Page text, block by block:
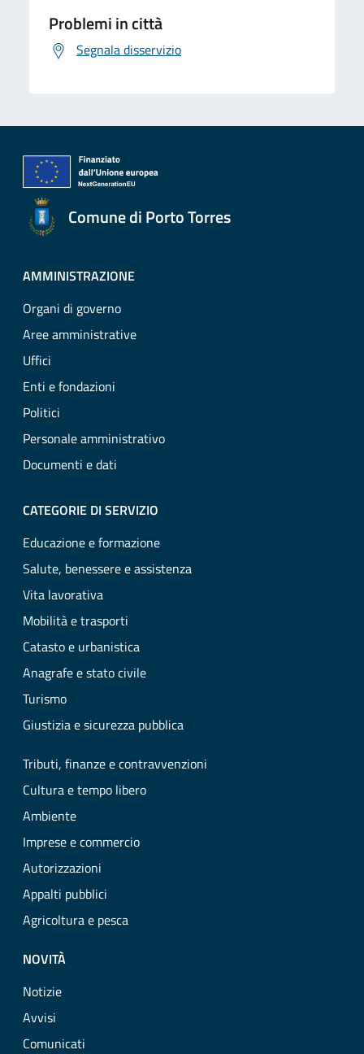
Problemi in città
Segnala disservizio
Comune di Porto Torres
AMMINISTRAZIONE
Organi di governo
Aree amministrative
Uffici
Enti e fondazioni
Politici
Personale amministrativo
Documenti e dati
CATEGORIE DI SERVIZIO
Educazione e formazione
Salute, benessere e assistenza
Vita lavorativa
Mobilità e trasporti
Catasto e urbanistica
Anagrafe e stato civile
Turismo
Giustizia e sicurezza pubblica
Tributi, finanze e contravvenzioni
Cultura e tempo libero
Ambiente
Imprese e commercio
Autorizzazioni
Appalti pubblici
Agricoltura e pesca
NOVITÀ
Notizie
Avvisi
Comunicati